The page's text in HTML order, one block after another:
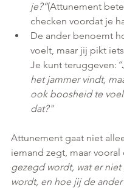
je?”(Attunement
checken voordat je
De ander benoemt
voelt, maar jij pikt
Je kunt teruggeven:
het jammer vindt,
ook boosheid te
dat?"
Attunement gaat niet
iemand zegt, maar vooral
gezegd wordt, wat er
wordt, en hoe jij de